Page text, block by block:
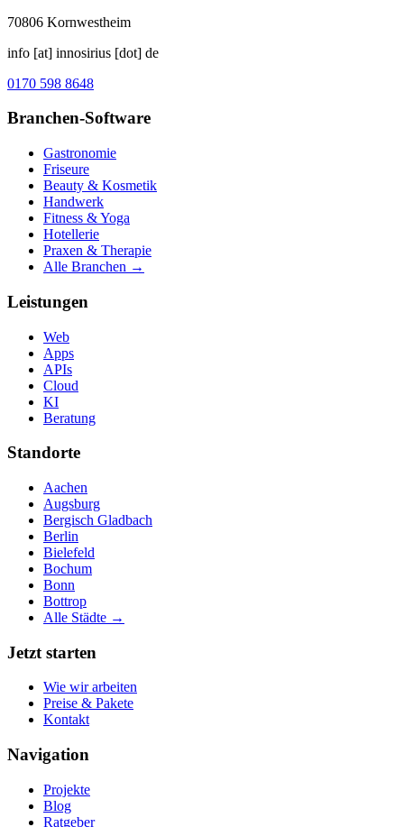
70806 Kornwestheim
info [at] innosirius [dot] de
0170 598 8648
Branchen-Software
Gastronomie
Friseure
Beauty & Kosmetik
Handwerk
Fitness & Yoga
Hotellerie
Praxen & Therapie
Alle Branchen →
Leistungen
Web
Apps
APIs
Cloud
KI
Beratung
Standorte
Aachen
Augsburg
Bergisch Gladbach
Berlin
Bielefeld
Bochum
Bonn
Bottrop
Alle Städte →
Jetzt starten
Wie wir arbeiten
Preise & Pakete
Kontakt
Navigation
Projekte
Blog
Ratgeber